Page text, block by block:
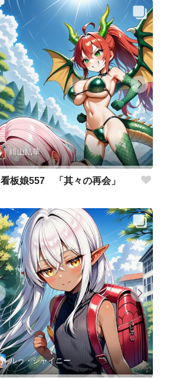
緋山結華
看板娘557 「其々の再会」
ルゥ・シャイニー